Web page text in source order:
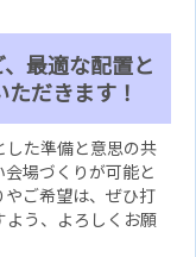
最適な配置と
だきます！
た準備と意思の共
場づくりが可能と
ご希望は、ぜひ打
よう、よろしくお願